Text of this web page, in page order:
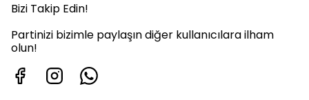
Bizi Takip Edin!
Partinizi bizimle paylaşın diğer kullanıcılara ilham
olun!